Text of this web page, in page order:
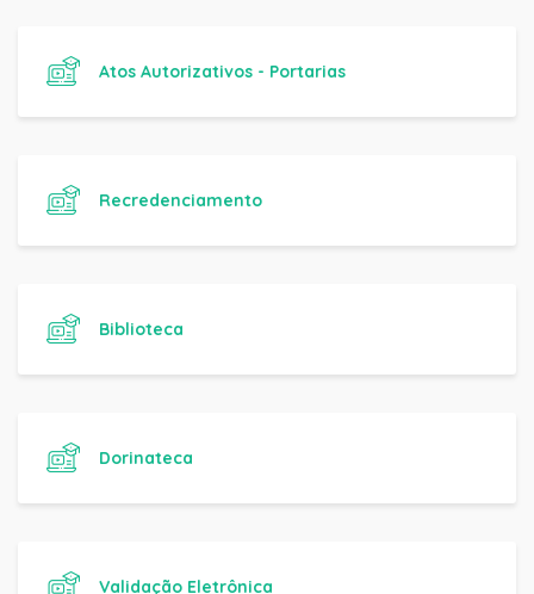
Atos Autorizativos - Portarias
Recredenciamento
Biblioteca
Dorinateca
Validação Eletrônica